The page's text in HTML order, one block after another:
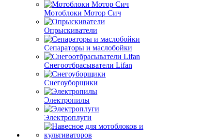
Мотоблоки Мотор Сич
Опрыскиватели
Сепараторы и маслобойки
Снегоотбрасыватели Lifan
Снегоуборщики
Электропилы
Электроплуги